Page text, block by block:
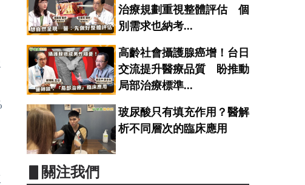
治療規劃重視整體評估 個
別需求也納考...
高齡社會攝護腺癌增！台日
交流提升醫療品質 盼推動
局部治療標準...
玻尿酸只有填充作用？醫解
析不同層次的臨床應用
▋關注我們